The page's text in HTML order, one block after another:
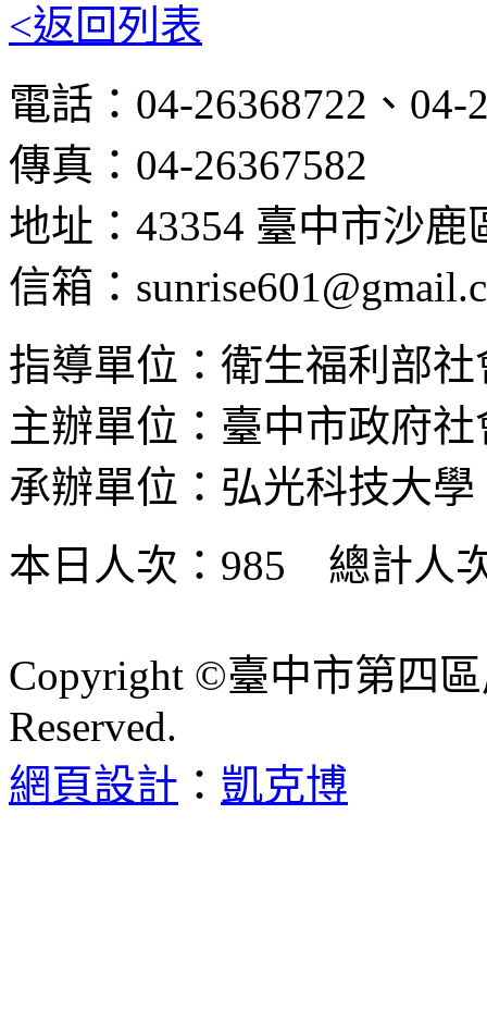
<返回列表
電話：04-26368722、04-
傳真：04-26367582
地址：43354 臺中市沙鹿
信箱：
指導單位：衛生福利部
主辦單位：臺中市政府社
承辦單位：弘光科技大學
本日人次：985 總計人
Copyright ©臺中市第四
Reserved.
網頁設計 ： 凱克博